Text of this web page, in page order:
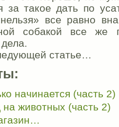
за такое дать по
все равно
собакой все же
статье…
начинается (часть 2)
на животных (часть 2)